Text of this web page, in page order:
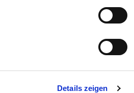
Details zeigen